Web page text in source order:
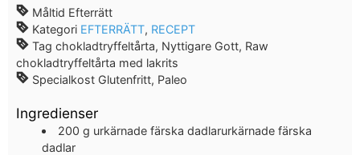
Måltid Efterrätt
Kategori EFTERRÄTT, RECEPT
Tag chokladtryffeltårta, Nyttigare Gott, Raw
chokladtryffeltårta med lakrits
Specialkost Glutenfritt, Paleo
Ingredienser
200 g urkärnade färska dadlarurkärnade färska
dadlar